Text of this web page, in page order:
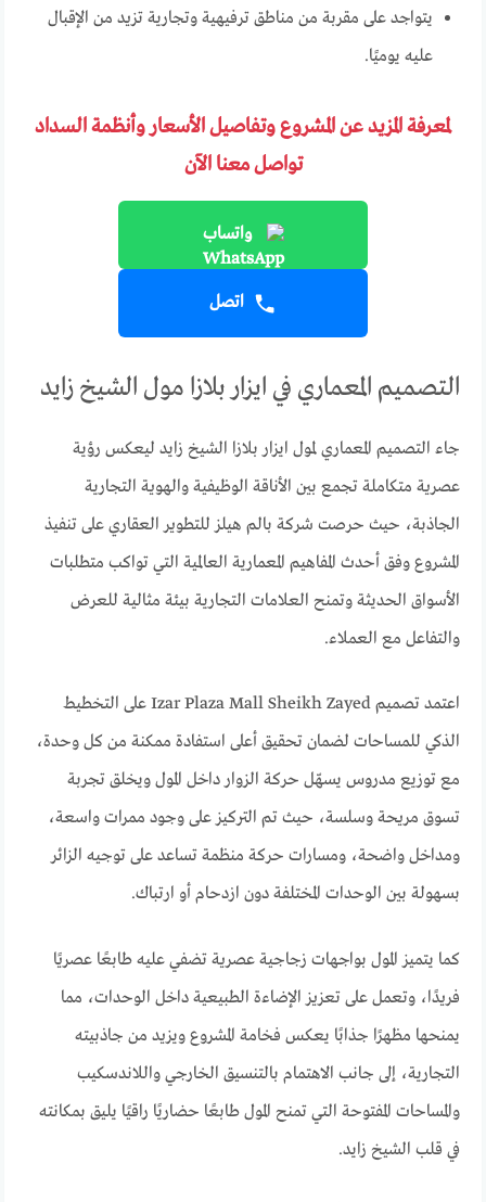
يتواجد على مقربة من مناطق ترفيهية وتجارية تزيد من الإقبال
عليه يوميًا.
لمعرفة المزيد عن المشروع وتفاصيل الأسعار وأنظمة السداد
تواصل معنا الآن
واتساب
اتصل
التصميم المعماري في ايزار بلازا مول الشيخ زايد
جاء التصميم المعماري لمول ايزار بلازا الشيخ زايد ليعكس رؤية
عصرية متكاملة تجمع بين الأناقة الوظيفية والهوية التجارية
الجاذبة، حيث حرصت شركة بالم هيلز للتطوير العقاري على تنفيذ
المشروع وفق أحدث المفاهيم المعمارية العالمية التي تواكب متطلبات
الأسواق الحديثة وتمنح العلامات التجارية بيئة مثالية للعرض
والتفاعل مع العملاء.
اعتمد تصميم Izar Plaza Mall Sheikh Zayed على التخطيط
الذكي للمساحات لضمان تحقيق أعلى استفادة ممكنة من كل وحدة،
مع توزيع مدروس يسهّل حركة الزوار داخل المول ويخلق تجربة
تسوق مريحة وسلسة، حيث تم التركيز على وجود ممرات واسعة،
ومداخل واضحة، ومسارات حركة منظمة تساعد على توجيه الزائر
بسهولة بين الوحدات المختلفة دون ازدحام أو ارتباك.
كما يتميز المول بواجهات زجاجية عصرية تضفي عليه طابعًا عصريًا
فريدًا، وتعمل على تعزيز الإضاءة الطبيعية داخل الوحدات، مما
يمنحها مظهرًا جذابًا يعكس فخامة المشروع ويزيد من جاذبيته
التجارية، إلى جانب الاهتمام بالتنسيق الخارجي واللاندسكيب
والمساحات المفتوحة التي تمنح المول طابعًا حضاريًا راقيًا يليق بمكانته
في قلب الشيخ زايد.